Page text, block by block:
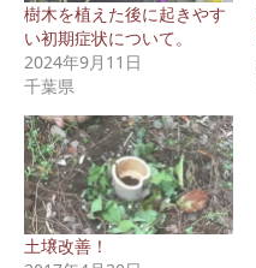
樹木を植えた後に起きやす
い初期症状について。
2024年9月11日
千葉県
土壌改善！